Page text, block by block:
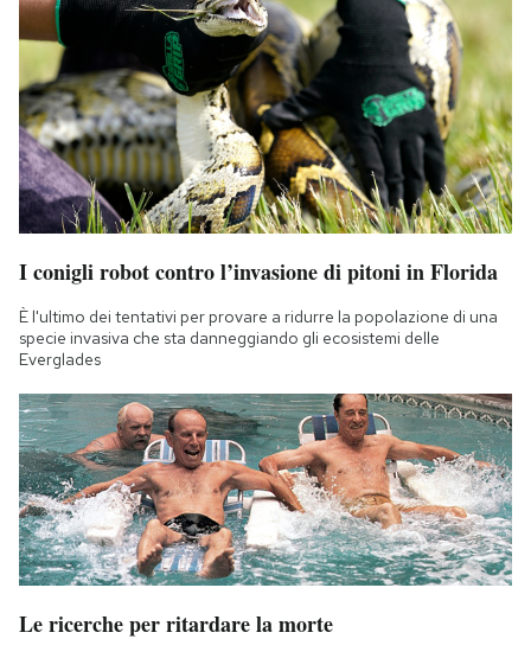
I conigli robot contro l’invasione di pitoni in Florida
È l'ultimo dei tentativi per provare a ridurre la popolazione di una
specie invasiva che sta danneggiando gli ecosistemi delle
Everglades
Le ricerche per ritardare la morte